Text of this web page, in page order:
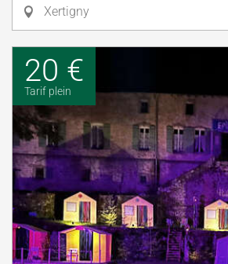
Xertigny
20 €
Tarif plein